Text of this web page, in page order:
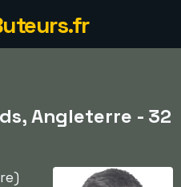
Angleterre - 32